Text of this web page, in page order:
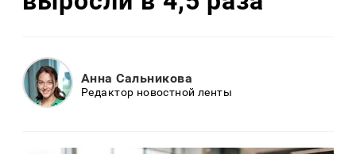
Анна Сальникова
Редактор новостной ленты